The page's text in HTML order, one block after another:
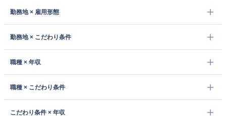
勤務地 × 雇用形態
勤務地 × こだわり条件
職種 × 年収
職種 × こだわり条件
こだわり条件 × 年収